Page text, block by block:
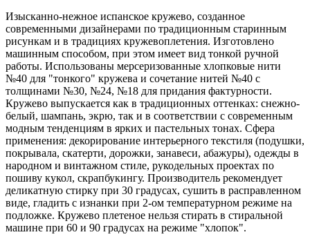
Изысканно-нежное испанское кружево, созданное
современными дизайнерами по традиционным старинным
рисункам и в традициях кружевоплетения. Изготовлено
машинным способом, при этом имеет вид тонкой ручной
работы. Использованы мерсеризованные хлопковые нити
№40 для "тонкого" кружева и сочетание нитей №40 с
толщинами №30, №24, №18 для придания фактурности.
Кружево выпускается как в традиционных оттенках: снежно-
белый, шампань, экрю, так и в соответствии с современным
модным тенденциям в ярких и пастельных тонах. Сфера
применения: декорирование интерьерного текстиля (подушки,
покрывала, скатерти, дорожки, занавеси, абажуры), одежды в
народном и винтажном стиле, рукодельных проектах по
пошиву кукол, скрапбукингу. Производитель рекомендует
деликатную стирку при 30 градусах, сушить в расправленном
виде, гладить с изнанки при 2-ом температурном режиме на
подложке. Кружево плетеное нельзя стирать в стиральной
машине при 60 и 90 градусах на режиме "хлопок".